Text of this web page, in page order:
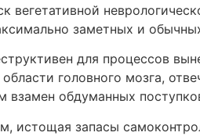
вегетативной
заметных и
для процессов
головного мозга,
взамен обдуманных
истощая запасы